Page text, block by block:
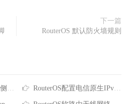
下一篇
RouterOS 默认防火墙规则
RouterOS配置电信原生IPv4/IPv6双栈